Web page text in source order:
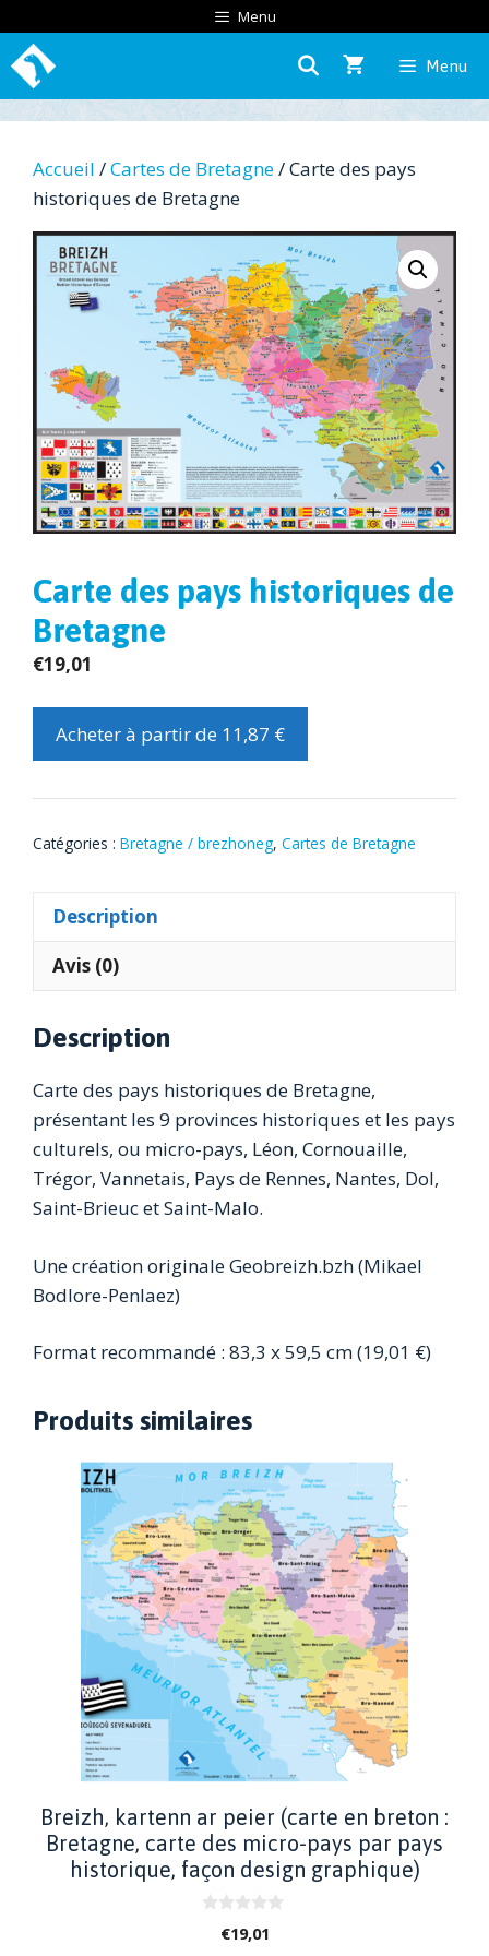
contenu
Menu
Menu
Accueil /Cartes de Bretagne/ Carte des pays
historiques de Bretagne
Carte des pays historiques de
Bretagne
€19,01
Acheter à partir de 11,87 €
Catégories : Bretagne / brezhoneg, Cartes de Bretagne
Description
Avis (0)
Description
Carte des pays historiques de Bretagne,
présentant les 9 provinces historiques et les pays
culturels, ou micro-pays, Léon, Cornouaille,
Trégor, Vannetais, Pays de Rennes, Nantes, Dol,
Saint-Brieuc et Saint-Malo.
Une création originale Geobreizh.bzh (Mikael
Bodlore-Penlaez)
Format recommandé : 83,3 x 59,5 cm (19,01 €)
Produits similaires
Breizh, kartenn ar peier (carte en breton :
Bretagne, carte des micro-pays par pays
historique, façon design graphique)
€19,01